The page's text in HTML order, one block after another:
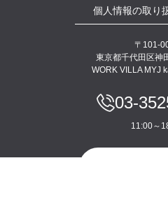
個人情報の取り
〒101-
東京都千代田区神
WORK VILLA
03-
11:00～